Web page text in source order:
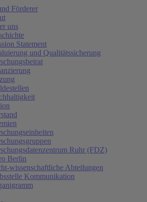
Förderer
uns
Statement
und Qualitätssicherung
Ruhr (FDZ)
Berlin
wissenschaftliche Abteilungen
Kommunikation